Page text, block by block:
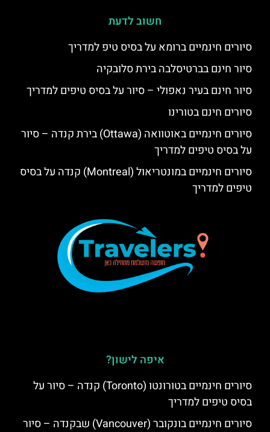
חשוב לדעת
סיורים חינמיים ברומא על בסיס טיפ למדריך
סיור חינם בברטיסלבה בירת סלובקיה
סיור חינם בעיר נאפולי – סיור על בסיס טיפים למדריך
סיורים חינם בטורינו
סיורים חינמיים באוטוואה (Ottawa) בירת קנדה – סיור
על בסיס טיפים למדריך
סיורים חינמיים במונטריאול (Montreal) קנדה על בסיס
טיפים למדריך
איפה לישון?
סיורים חינמיים בטורונטו (Toronto) קנדה – סיור על
בסיס טיפים למדריך
סיורים חינמיים בונקובר (Vancouver) שבקנדה – סיור